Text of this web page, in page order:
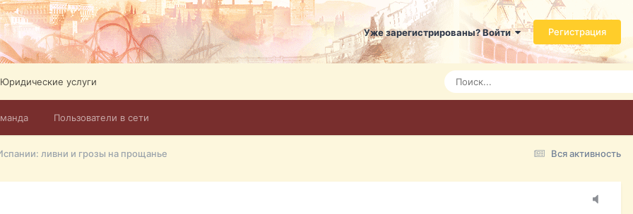
Уже зарегистрированы? Войти Регистрация
Пользователи в сети
Юридические услуги
Вся активность
ливни и грозы на прощанье
Абонемент на 4 тв всего 12,5 Евро в месяц! Легко настроить справится даже ребенок. Быстрое оформление договора с
+972-526-384-339
7 Mar 3:21
7 Mar 3:24
7 Mar 3:28
форума?т из э
15 Mar 16:47